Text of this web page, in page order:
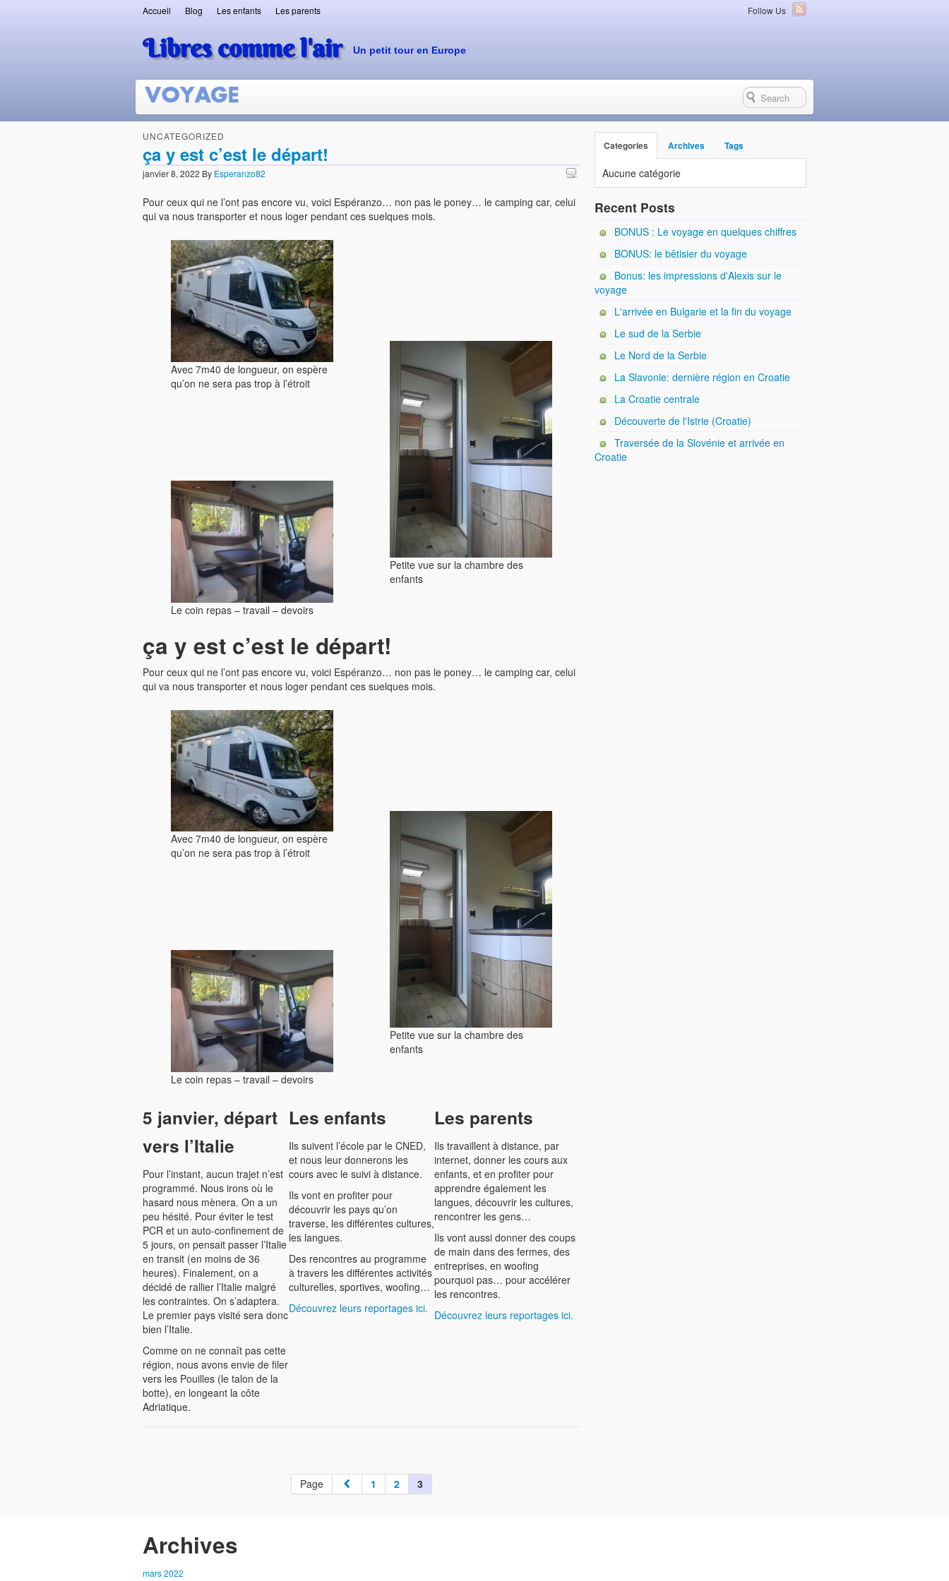
Follow Us
Accueil Blog Les enfants Les parents
Libres comme l'air Un petit tour en Europe
UNCATEGORIZED
ça y est c’est le départ!
janvier 8, 2022 By Esperanzo82
Pour ceux qui ne l’ont pas encore vu, voici Espéranzo… non pas le poney… le camping car, celui
qui va nous transporter et nous loger pendant ces suelques mois.
Avec 7m40 de longueur, on espère
qu’on ne sera pas trop à l’étroit
Le coin repas – travail – devoirs
Petite vue sur la chambre des
enfants
ça y est c’est le départ!
Pour ceux qui ne l’ont pas encore vu, voici Espéranzo… non pas le poney… le camping car, celui
qui va nous transporter et nous loger pendant ces suelques mois.
Avec 7m40 de longueur, on espère
qu’on ne sera pas trop à l’étroit
Le coin repas – travail – devoirs
Petite vue sur la chambre des
enfants
5 janvier, départ
vers l’Italie
Pour l’instant, aucun trajet n’est
programmé. Nous irons où le
hasard nous mènera. On a un
peu hésité. Pour éviter le test
PCR et un auto-confinement de
5 jours, on pensait passer l’Italie
en transit (en moins de 36
heures). Finalement, on a
décidé de rallier l’Italie malgré
les contraintes. On s’adaptera.
Le premier pays visité sera donc
bien l’Italie.
Comme on ne connaît pas cette
région, nous avons envie de filer
vers les Pouilles (le talon de la
botte), en longeant la côte
Adriatique.
Les enfants
Ils suivent l’école par le CNED,
et nous leur donnerons les
cours avec le suivi à distance.
Ils vont en profiter pour
découvrir les pays qu’on
traverse, les différentes cultures,
les langues.
Des rencontres au programme
à travers les différentes activités
culturelles, sportives, woofing…
Découvrez leurs reportages ici.
Les parents
Ils travaillent à distance, par
internet, donner les cours aux
enfants, et en profiter pour
apprendre également les
langues, découvrir les cultures,
rencontrer les gens…
Ils vont aussi donner des coups
de main dans des fermes, des
entreprises, en woofing
pourquoi pas… pour accélérer
les rencontres.
Découvrez leurs reportages ici.
Page 1 2 3
Categories Archives Tags
Aucune catégorie
Recent Posts
BONUS : Le voyage en quelques chiffres
BONUS: le bêtisier du voyage
Bonus: les impressions d'Alexis sur le
voyage
L'arrivée en Bulgarie et la fin du voyage
Le sud de la Serbie
Le Nord de la Serbie
La Slavonie: dernière région en Croatie
La Croatie centrale
Découverte de l'Istrie (Croatie)
Traversée de la Slovénie et arrivée en
Croatie
Archives
mars 2022